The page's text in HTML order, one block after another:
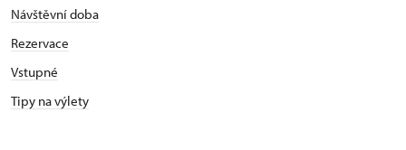
Návštěvní doba
Rezervace
Vstupné
Tipy na výlety